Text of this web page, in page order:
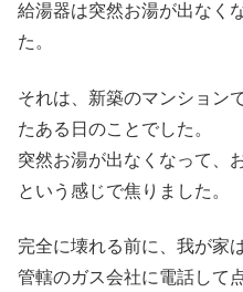
給湯器は突然お湯が出なく
た。
それは、新築のマンション
たある日のことでした。
突然お湯が出なくなって、
という感じで焦りました。
完全に壊れる前に、我が家
管轄のガス会社に電話して